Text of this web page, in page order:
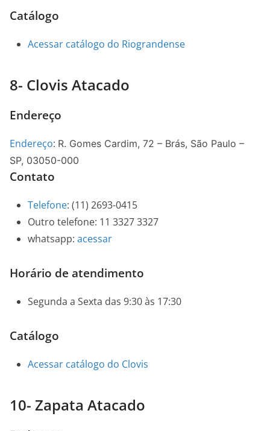
Catálogo
Acessar catálogo do Riograndense
8- Clovis Atacado
Endereço
Endereço: R. Gomes Cardim, 72 – Brás, São Paulo –
SP, 03050-000
Contato
Telefone: (11) 2693-0415
Outro telefone: 11 3327 3327
whatsapp: acessar
Horário de atendimento
Segunda a Sexta das 9:30 às 17:30
Catálogo
Acessar catálogo do Clovis
10- Zapata Atacado